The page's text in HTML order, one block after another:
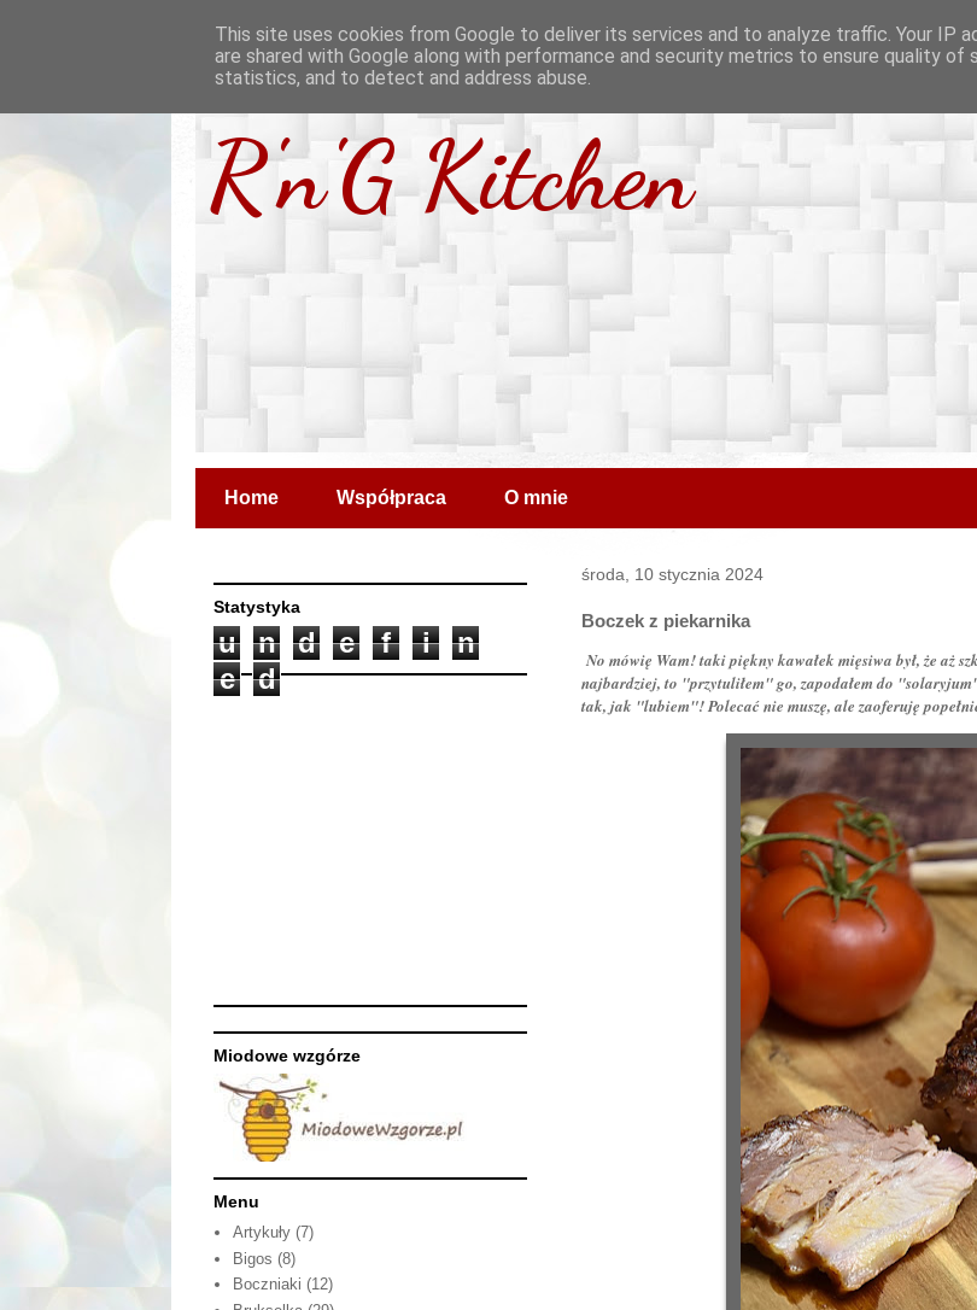
R'n'G Kitchen
Home Współpraca O mnie
środa, 10 stycznia 2024
Boczek z piekarnika
No mówię Wam! taki piękny kawałek mięsiwa był, że aż
najbardziej, to "przytuliłem" go, zapodałem do
tak, jak "lubiem"! Polecać nie muszę, ale zaoferuję
Statystyka
u n d e f i
n
e
d
Miodowe wzgórze
Menu
Artykuły (7)
Bigos (8)
Boczniaki (12)
This site uses cookies from Google to deliver its services and to analyze traffic. Your IP
are shared with Google along with performance and security metrics to ensure quality of
statistics, and to detect and address abuse.